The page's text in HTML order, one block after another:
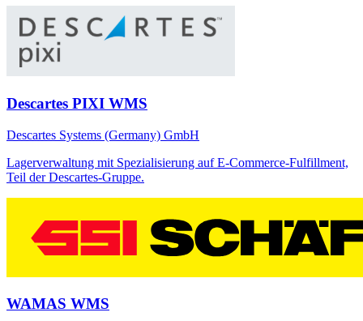
Descartes PIXI WMS
Descartes Systems (Germany) GmbH
Lagerverwaltung mit Spezialisierung auf E-Commerce-Fulfillment,
Teil der Descartes-Gruppe.
WAMAS WMS